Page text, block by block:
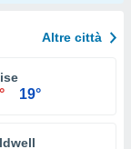
Altre città
19°